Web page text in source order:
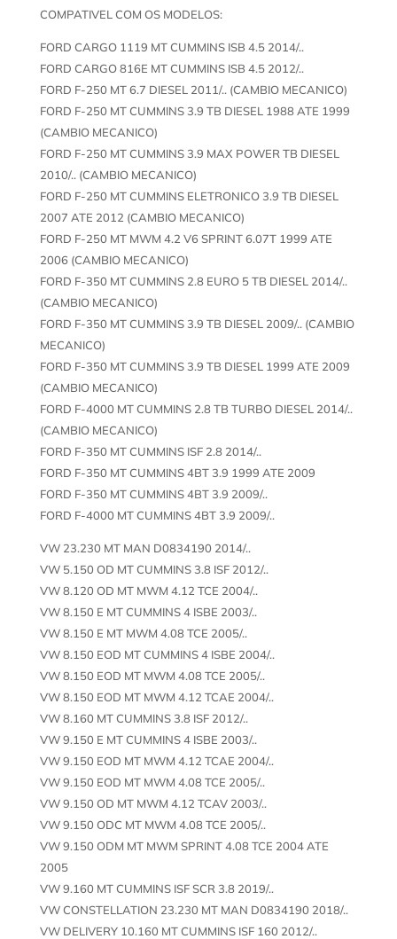
COMPATIVEL COM OS MODELOS:
FORD CARGO 1119 MT CUMMINS ISB 4.5 2014/..
FORD CARGO 816E MT CUMMINS ISB 4.5 2012/..
FORD F-250 MT 6.7 DIESEL 2011/.. (CAMBIO MECANICO)
FORD F-250 MT CUMMINS 3.9 TB DIESEL 1988 ATE 1999
(CAMBIO MECANICO)
FORD F-250 MT CUMMINS 3.9 MAX POWER TB DIESEL
2010/.. (CAMBIO MECANICO)
FORD F-250 MT CUMMINS ELETRONICO 3.9 TB DIESEL
2007 ATE 2012 (CAMBIO MECANICO)
FORD F-250 MT MWM 4.2 V6 SPRINT 6.07T 1999 ATE
2006 (CAMBIO MECANICO)
FORD F-350 MT CUMMINS 2.8 EURO 5 TB DIESEL 2014/..
(CAMBIO MECANICO)
FORD F-350 MT CUMMINS 3.9 TB DIESEL 2009/.. (CAMBIO
MECANICO)
FORD F-350 MT CUMMINS 3.9 TB DIESEL 1999 ATE 2009
(CAMBIO MECANICO)
FORD F-4000 MT CUMMINS 2.8 TB TURBO DIESEL 2014/..
(CAMBIO MECANICO)
FORD F-350 MT CUMMINS ISF 2.8 2014/..
FORD F-350 MT CUMMINS 4BT 3.9 1999 ATE 2009
FORD F-350 MT CUMMINS 4BT 3.9 2009/..
FORD F-4000 MT CUMMINS 4BT 3.9 2009/..
VW 23.230 MT MAN D0834190 2014/..
VW 5.150 OD MT CUMMINS 3.8 ISF 2012/..
VW 8.120 OD MT MWM 4.12 TCE 2004/..
VW 8.150 E MT CUMMINS 4 ISBE 2003/..
VW 8.150 E MT MWM 4.08 TCE 2005/..
VW 8.150 EOD MT CUMMINS 4 ISBE 2004/..
VW 8.150 EOD MT MWM 4.08 TCE 2005/..
VW 8.150 EOD MT MWM 4.12 TCAE 2004/..
VW 8.160 MT CUMMINS 3.8 ISF 2012/..
VW 9.150 E MT CUMMINS 4 ISBE 2003/..
VW 9.150 EOD MT MWM 4.12 TCAE 2004/..
VW 9.150 EOD MT MWM 4.08 TCE 2005/..
VW 9.150 OD MT MWM 4.12 TCAV 2003/..
VW 9.150 ODC MT MWM 4.08 TCE 2005/..
VW 9.150 ODM MT MWM SPRINT 4.08 TCE 2004 ATE
2005
VW 9.160 MT CUMMINS ISF SCR 3.8 2019/..
VW CONSTELLATION 23.230 MT MAN D0834190 2018/..
VW DELIVERY 10.160 MT CUMMINS ISF 160 2012/..